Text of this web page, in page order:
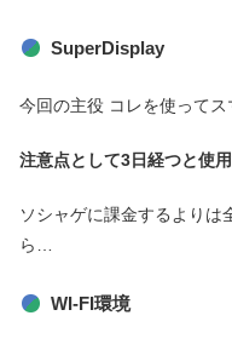
SuperDisplay
今回の主役 コレを使って
注意点として3日経つと使
ソシャゲに課金するよりは
ら…
WI-FI環境